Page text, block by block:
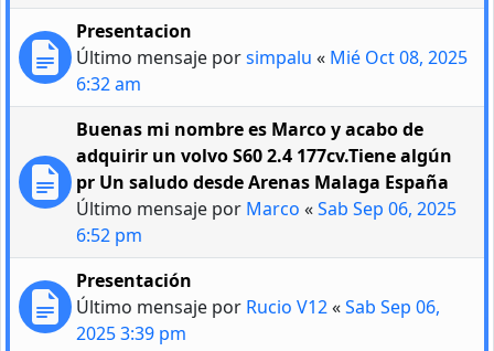
Presentacion
Último mensaje porsimpalu « Mié Oct 08, 2025
6:32 am
Buenas mi nombre es Marco y acabo de
adquirir un volvo S60 2.4 177cv.Tiene algún
pr Un saludo desde Arenas Malaga España
Último mensaje por Marco «Sab Sep 06, 2025
6:52 pm
Presentación
Último mensaje por Rucio V12«Sab Sep 06,
2025 3:39 pm